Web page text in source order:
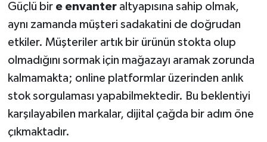
Güçlü bir e envanteraltyapısına sahip olmak,
aynı zamanda müşteri sadakatini de doğrudan
etkiler. Müşteriler artık bir ürünün stokta olup
olmadığını sormak için mağazayı aramak zorunda
kalmamakta; online platformlar üzerinden anlık
stok sorgulaması yapabilmektedir. Bu beklentiyi
karşılayabilen markalar, dijital çağda bir adım öne
çıkmaktadır.